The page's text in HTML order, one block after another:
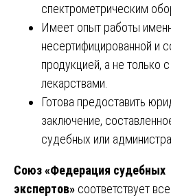
спектрометрическим
Имеет опыт работы
несертифицированной и
продукцией, а не только
лекарствами.
Готова предоставить
заключение,
судебных или
Союз «Федерация судебных
экспертов» соответствует